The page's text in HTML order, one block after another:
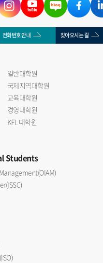
전화번호 안내 찾아오시는 길
일반대학원
국제지역대학원
교육대학원
경영대학원
KFL 대학원
Students